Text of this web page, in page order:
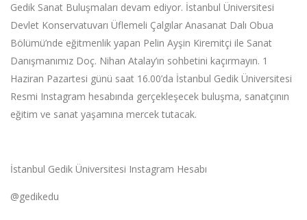
Gedik Sanat Buluşmaları devam ediyor. İstanbul Üniversitesi
Devlet Konservatuvarı Üflemeli Çalgılar Anasanat Dalı Obua
Bölümü’nde eğitmenlik yapan Pelin Ayşin Kiremitçi ile Sanat
Danışmanımız Doç. Nihan Atalay’ın sohbetini kaçırmayın. 1
Haziran Pazartesi günü saat 16.00’da İstanbul Gedik Üniversitesi
Resmi Instagram hesabında gerçekleşecek buluşma, sanatçının
eğitim ve sanat yaşamına mercek tutacak.
İstanbul Gedik Üniversitesi Instagram Hesabı
@gedikedu